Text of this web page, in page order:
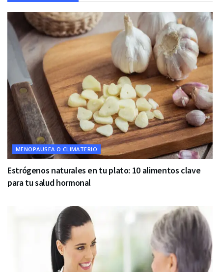
MENOPAUSEA O CLIMATERIO
Estrógenos naturales en tu plato: 10 alimentos clave
para tu salud hormonal